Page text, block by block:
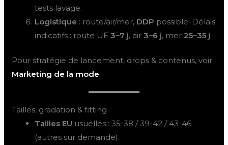
tests lavage.
Logistique : route/air/mer, DDP possible. Délais
indicatifs : route UE3–7 j, air3–6 j, mer 25–35 j.
Pour stratégie de lancement, drops & contenus, voir
Marketing de la mode.
Tailles, gradation & fitting
Tailles EU usuelles : 35-38 / 39-42 / 43-46
(autres sur demande).